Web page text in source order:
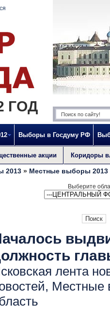
ГОД
Выборы в Госдуму РФ
акции Коридоры
2013 » Местные выборы 2013
Выберите
лента
, Местные